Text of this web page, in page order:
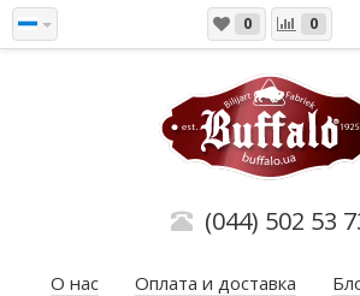
0 0
(044) 502 53
О нас Оплата и доставка